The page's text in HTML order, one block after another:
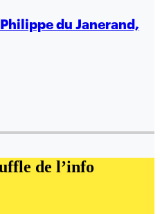
du Janerand,
de l’info